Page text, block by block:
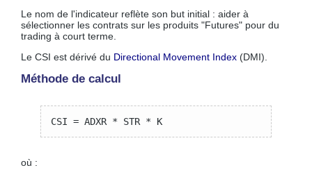
Le nom de l'indicateur reflète son but initial : aider à
sélectionner les contrats sur les produits "Futures" pour du
trading à court terme.
Le CSI est dérivé du Directional Movement Index (DMI).
Méthode de calcul
CSI = ADXR * STR * K
où :